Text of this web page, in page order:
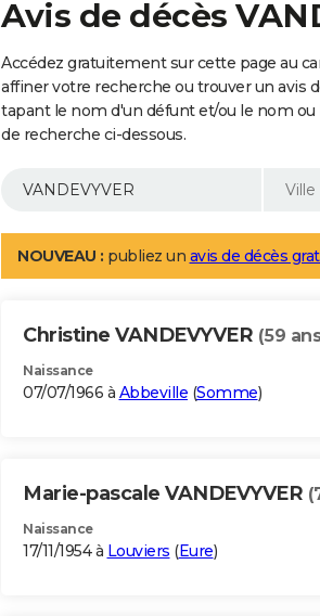
Avis de décès
Accédez gratuitement sur cette page au
affiner votre recherche ou trouver un avis
tapant le nom d'un défunt et/ou le nom
de recherche ci-dessous.
NOUVEAU : publiez un avis de décès
Christine VANDEVYVER (59
Naissance
07/07/1966 à Abbeville (Somme)
Marie-pascale VANDEVYVER
Naissance
17/11/1954 à Louviers (Eure)